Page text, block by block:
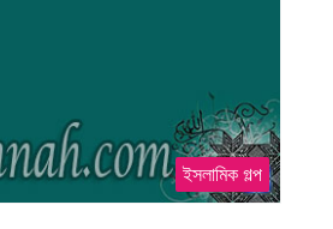
ইসলামিক গল্প